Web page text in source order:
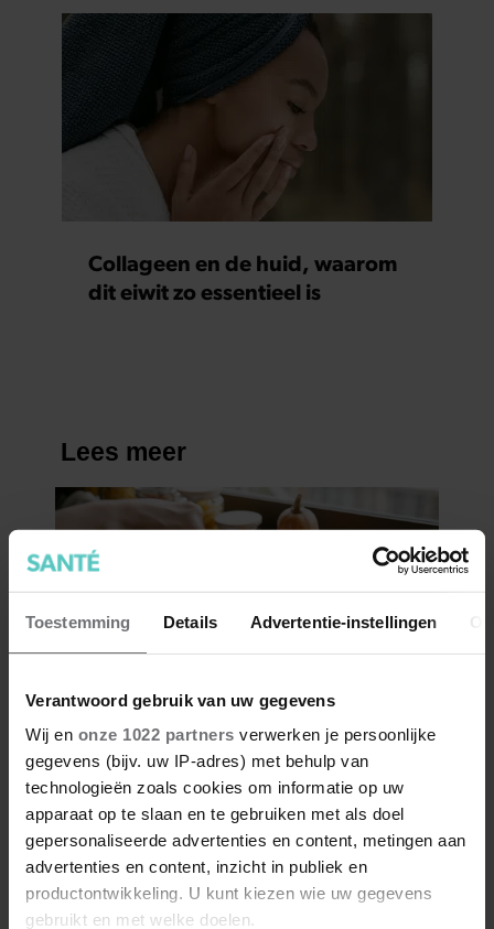
Toestemming Details Advertentie-instellingen
Verantwoord gebruik van uw gegevens
Wij en onze 1022 partners verwerken je persoonlijke
gegevens (bijv. uw IP-adres) met behulp van
technologieën zoals cookies om informatie op uw
apparaat op te slaan en te gebruiken met als doel
gepersonaliseerde advertenties en content, metingen aan
advertenties en content, inzicht in publiek en
productontwikkeling. U kunt kiezen wie uw gegevens
gebruikt en met welke doelen.
Collageen en de huid, waarom
dit eiwit zo essentieel is